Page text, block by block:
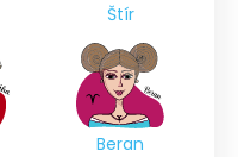
Štír
Beran